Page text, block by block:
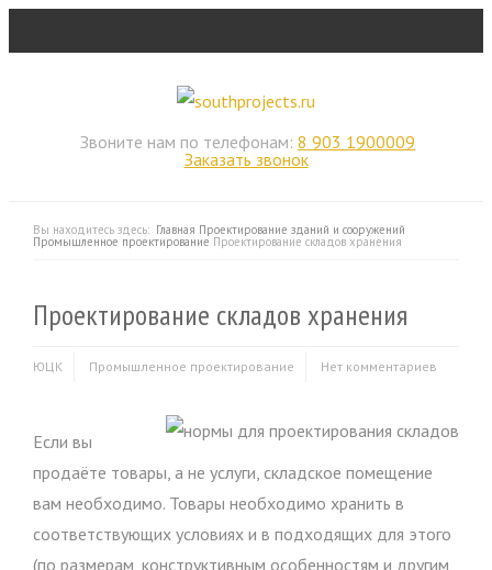
Звоните нам по телефонам:8 903 1900009
Заказать звонок
Вы находитесь здесь: Главная Проектирование зданий и сооружений
Промышленное проектирование Проектирование складов хранения
Проектирование складов хранения
ЮЦК Промышленное проектирование Нет комментариев
Если вы
продаёте товары, а не услуги, складское помещение
вам необходимо. Товары необходимо хранить в
соответствующих условиях и в подходящих для этого
(по размерам, конструктивным особенностям и другим